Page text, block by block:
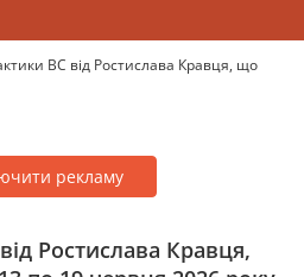
ВС від Ростислава Кравця, що
рекламу
Ростислава Кравця,